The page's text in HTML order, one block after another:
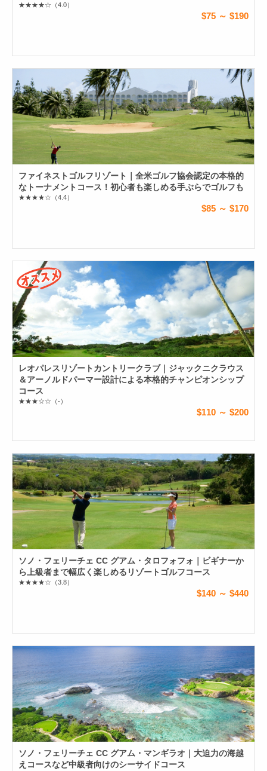
★★★★☆ （4.0）
$75 ～ $190
ファイネストゴルフリゾート｜全米ゴルフ協会認定の本格的
なトーナメントコース！初心者も楽しめる手ぶらでゴルフも
★★★★☆ （4.4）
$85 ～ $170
レオパレスリゾートカントリークラブ｜ジャックニクラウス
＆アーノルドパーマー設計による本格的チャンピオンシップ
コース
★★★☆☆ （-）
$110 ～ $200
ソノ・フェリーチェ CC グアム・タロフォフォ｜ビギナーか
ら上級者まで幅広く楽しめるリゾートゴルフコース
★★★★☆ （3.8）
$140 ～ $440
ソノ・フェリーチェ CC グアム・マンギラオ｜大迫力の海越
えコースなど中級者向けのシーサイドコース